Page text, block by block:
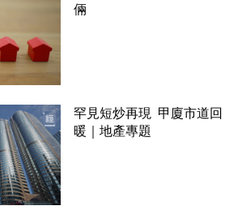
倆
罕見短炒再現 甲廈市道回
暖｜地產專題